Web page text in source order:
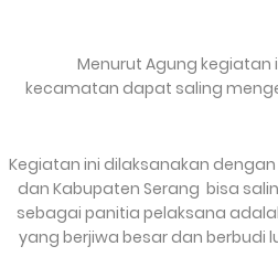
Menurut Agung kegiatan
kecamatan dapat saling
Kegiatan ini dilaksanakan
dan Kabupaten Serang bisa
sebagai panitia pelaksana
yang berjiwa besar dan berbudi